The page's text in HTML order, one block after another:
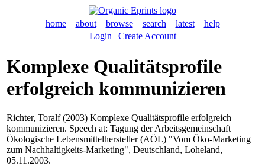
home about browse search latest
help
Login | Create Account
Komplexe Qualitätsprofile
erfolgreich kommunizieren
Richter, Toralf(2003) Komplexe Qualitätsprofile erfolgreich
kommunizieren. Speech at: Tagung der Arbeitsgemeinschaft
Ökologische Lebensmittelhersteller (AÖL) "Vom Öko-Marketing
zum Nachhaltigkeits-Marketing", Deutschland, Loheland,
05.11.2003.